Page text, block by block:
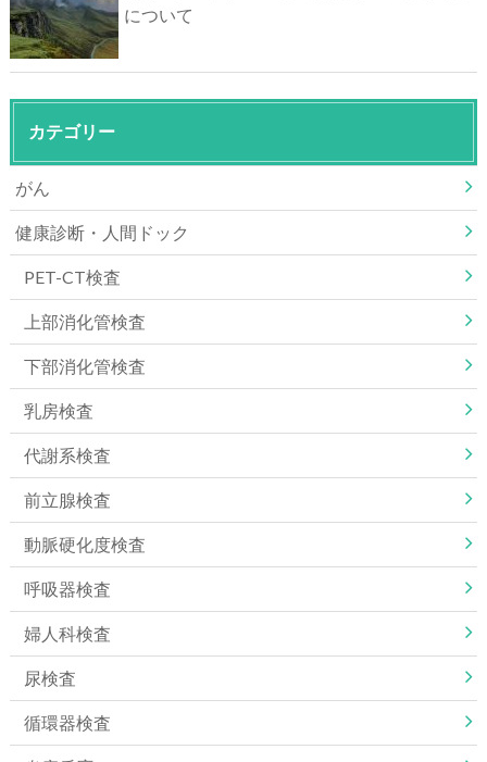
について
カテゴリー
がん
健康診断・人間ドック
PET-CT検査
上部消化管検査
下部消化管検査
乳房検査
代謝系検査
前立腺検査
動脈硬化度検査
呼吸器検査
婦人科検査
尿検査
循環器検査